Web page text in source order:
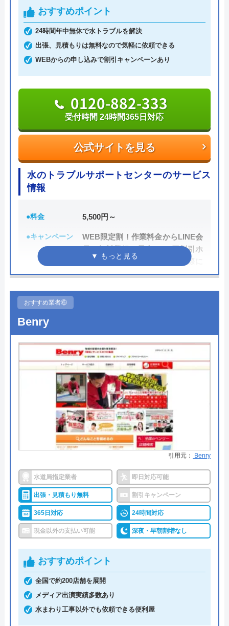
県・和歌山県なども含まれています。
電話相談から最短15分の駆けつけを可能としてお
り、年中無休で時間外にも対応しています。
見積もり・出張費は無料なので、作業後に思わぬ出
費が生じる心配もありません。
公式サイトを見る
0120-74-6344
運営会社 水設サービス
吉武智裕
所在地
〒533-0013
大阪府大阪市東淀川区豊里7丁目11-
10-602
対応エリア
水設サービスのクチコミ on
5（16件のクチコミ）
※クチコミの内容について
Ryoma Kobayashi
とても丁寧に要望を聞いていただき、作業も
迅速に行っていただきました。 素晴らしい
サービスを提供される方で、すべての方にお
すすめします！
おすすめポイント
24時間年中無休で水トラブルを解決
出張、見積もりは無料なので気軽に依頼できる
WEBからの申し込みで割引キャンペーンあり
公式サイトを見る
0120-882-333
受付時間 24時間365日対応
水のトラブルサポートセンターのサービス
情報
●料金 5,500円～
●キャンペーン
WEB限定割！作業料金からLINE会
員に無料登録で最大3,000円割引ホ
ームページを見たとお電話の際に
伝えて頂いた方は、作業料金から
●駆けつけ時間
●受付時間
●定休日 年中無休
●出張見積もり 出張見積もり無料
●支払い方法
現金、クレジットカード、コンビ
ニ後払い、QRコード決済
●累計実績 累計対応件数100万件以上
●保証・保険
PL保険加入1年～5年の無料保証制
度クーリング・オフ制度
詳細は公式HPでご確認ください
水のトラブルサポートセンターがおすすめ
の理由
水のトラブルサポートセンターは、24時間365日年
中無休で営業しています。受付は電話、Web(フォー
ム、チャット)にて対応しています。Webからの見積
依頼は翌日以降の予約となっているため、お急ぎの
方は電話にてご連絡ください。Webから依頼した場
合は送信完了のメールが届き、これが予約完了を意
おすすめ業者⑥
Benry
引用元： Benry
水道局指定業者 即日対応可能
出張・見積もり無料 割引キャンペーン
365日対応 24時間対応
現金以外の支払い可能 深夜・早朝割増なし
おすすめポイント
全国で約200店舗を展開
メディア出演実績多数あり
水まわり工事以外でも依頼できる便利屋